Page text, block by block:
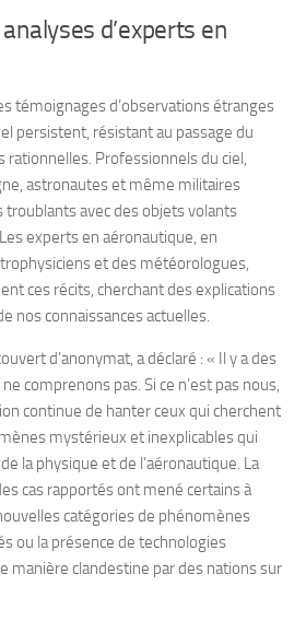
d’experts en
témoignages d’observations étranges
persistent, résistant au passage du
rationnelles. Professionnels du ciel,
astronautes et même militaires
avec des objets volants
experts en aéronautique, en
et des météorologues,
ces récits, cherchant des explications
nos connaissances actuelles.
d’anonymat, a déclaré : « Il y a des
comprenons pas. Si ce n’est pas nous,
continue de hanter ceux qui cherchent
mystérieux et inexplicables qui
la physique et de l’aéronautique. La
cas rapportés ont mené certains à
catégories de phénomènes
ou la présence de technologies
manière clandestine par des nations sur